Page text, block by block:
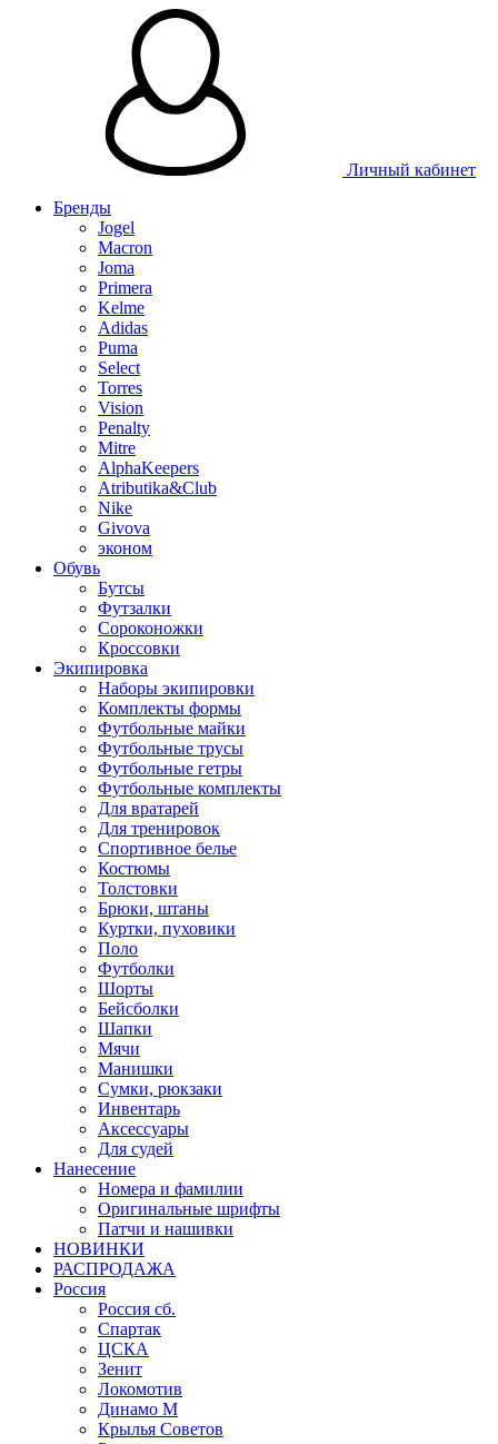
Личный кабинет
Бренды
Jogel
Macron
Joma
Primera
Kelme
Adidas
Puma
Select
Torres
Vision
Penalty
Mitre
AlphaKeepers
Atributika&Club
Nike
Givova
эконом
Обувь
Бутсы
Футзалки
Сороконожки
Кроссовки
Экипировка
Наборы экипировки
Комплекты формы
Футбольные майки
Футбольные трусы
Футбольные гетры
Футбольные комплекты
Для вратарей
Для тренировок
Спортивное белье
Костюмы
Толстовки
Брюки, штаны
Куртки, пуховики
Поло
Футболки
Шорты
Бейсболки
Шапки
Мячи
Манишки
Сумки, рюкзаки
Инвентарь
Аксессуары
Для судей
Нанесение
Номера и фамилии
Оригинальные шрифты
Патчи и нашивки
НОВИНКИ
РАСПРОДАЖА
Россия
Россия сб.
Спартак
ЦСКА
Зенит
Локомотив
Динамо М
Крылья Советов